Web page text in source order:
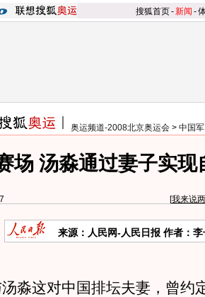
搜狐首页-新闻 -
奥运频道-2008北京奥运会 > 中国
场 汤淼通过妻子实现
[我来说
来源：人民网-人民日报 作者：李
这对中国排坛夫妻，曾约